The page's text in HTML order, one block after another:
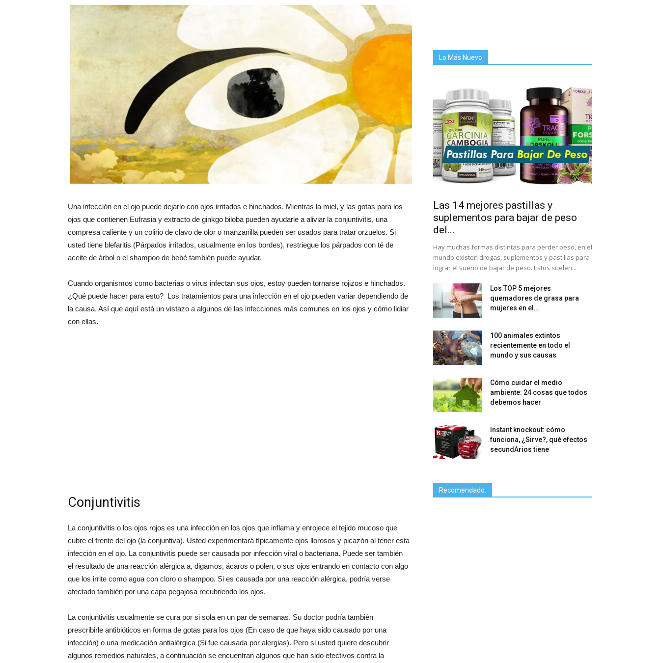
Una infección en el ojo puede dejarlo con ojos irritados e hinchados. Mientras la miel, y las gotas para los
ojos que contienen Eufrasia y extracto de ginkgo biloba pueden ayudarle a aliviar la conjuntivitis, una
compresa caliente y un colirio de clavo de olor o manzanilla pueden ser usados para tratar orzuelos. Si
usted tiene blefaritis (Párpados irritados, usualmente en los bordes), restriegue los párpados con té de
aceite de árbol o el shampoo de bebé también puede ayudar.
Cuando organismos como bacterias o virus infectan sus ojos, estoy pueden tornarse rojizos e hinchados.
¿Qué puede hacer para esto? Los tratamientos para una infección en el ojo pueden variar dependiendo de
la causa. Así que aquí está un vistazo a algunos de las infecciones más comunes en los ojos y cómo lidiar
con ellas.
Conjuntivitis
La conjuntivitis o los ojos rojos es una infección en los ojos que inflama y enrojece el tejido mucoso que
cubre el frente del ojo (la conjuntiva). Usted experimentará típicamente ojos llorosos y picazón al tener esta
infección en el ojo. La conjuntivitis puede ser causada por infección viral o bacteriana. Puede ser también
el resultado de una reacción alérgica a, digamos, ácaros o polen, o sus ojos entrando en contacto con algo
que los irrite como agua con cloro o shampoo. Si es causada por una reacción alérgica, podría verse
afectado también por una capa pegajosa recubriendo los ojos.
La conjuntivitis usualmente se cura por si sola en un par de semanas. Su doctor podría también
prescribirle antibióticos en forma de gotas para los ojos (En caso de que haya sido causado por una
infección) o una medicación antialérgica (Si fue causada por alergias). Pero si usted quiere descubrir
algunos remedios naturales, a continuación se encuentran algunos que han sido efectivos contra la
Lo Más Nuevo
Las 14 mejores pastillas y
suplementos para bajar de peso
del...
Hay muchas formas distintas para perder peso, en el
mundo existen drogas, suplementos y pastillas para
lograr el sueño de bajar de peso. Estos suelen...
Los TOP 5 mejores
quemadores de grasa para
mujeres en el...
100 animales extintos
recientemente en todo el
mundo y sus causas
Cómo cuidar el medio
ambiente: 24 cosas que todos
debemos hacer
Instant knockout: cómo
funciona, ¿Sirve?, qué efectos
secundArios tiene
Recomendado: